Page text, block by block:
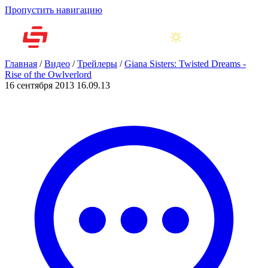
Пропустить навигацию
Главная /Видео /Трейлеры /Giana Sisters: Twisted Dreams -
Rise of the Owlverlord
16 сентября 2013 16.09.13